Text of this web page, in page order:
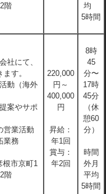
階
均
5時間
社にて、
す。
動（海外
案やサポ
営業活動
業務
根市京町1
階
220,000
円～
400,000
円
昇給：
年1回
賞与：
年2回
8時
45
分〜
17時
45分
（休
憩60
分）
時間
外月
平均
5時間